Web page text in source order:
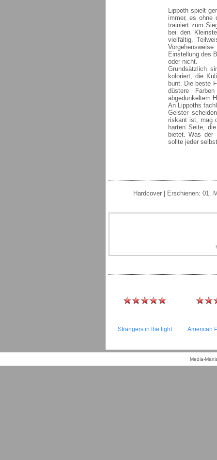
Lippoth spielt
immer, es ohne
trainiert zum
bei den
vielfältig.
Einstellung des
oder nicht.
Grundsätzlich
koloriert, die
bunt. Die beste
düstere
abgedunkeltem
An Lippoths
Geister
riskant ist, mag
harten Seite,
bietet. Was der
sollte jeder
Hardcover | Erschienen: 01.
Strangers in the light American
Media-